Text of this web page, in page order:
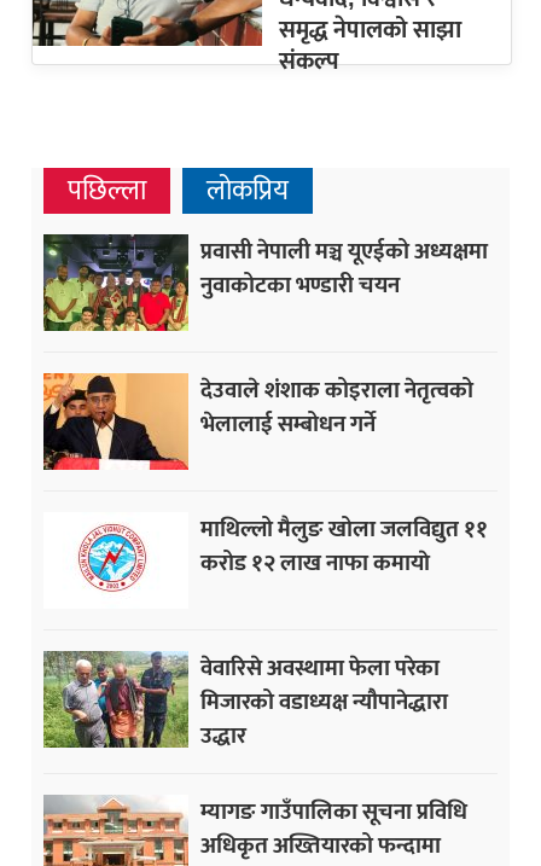
समृद्ध नेपालको साझा
संकल्प
पछिल्ला लोकप्रिय
प्रवासी नेपाली मञ्च यूएईको अध्यक्षमा
नुवाकोटका भण्डारी चयन
देउवाले शंशाक कोइराला नेतृत्वको
भेलालाई सम्बोधन गर्ने
माथिल्लो मैलुङ खोला जलविद्युत ११
करोड १२ लाख नाफा कमायाे
वेवारिसे अवस्थामा फेला परेका
मिजारको वडाध्यक्ष न्यौपानेद्धारा
उद्धार
म्यागङ गाउँपालिका सूचना प्रविधि
अधिकृत अख्तियारको फन्दामा